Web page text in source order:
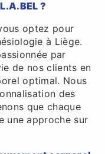
?
optez pour
à Liège.
par
de nos clients en
optimal. Nous
des
que chaque
une approche sur